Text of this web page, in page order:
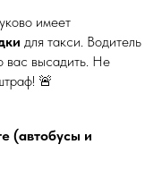
имеет
для такси. Водитель
вас высадить. Не
🚨
(автобусы и